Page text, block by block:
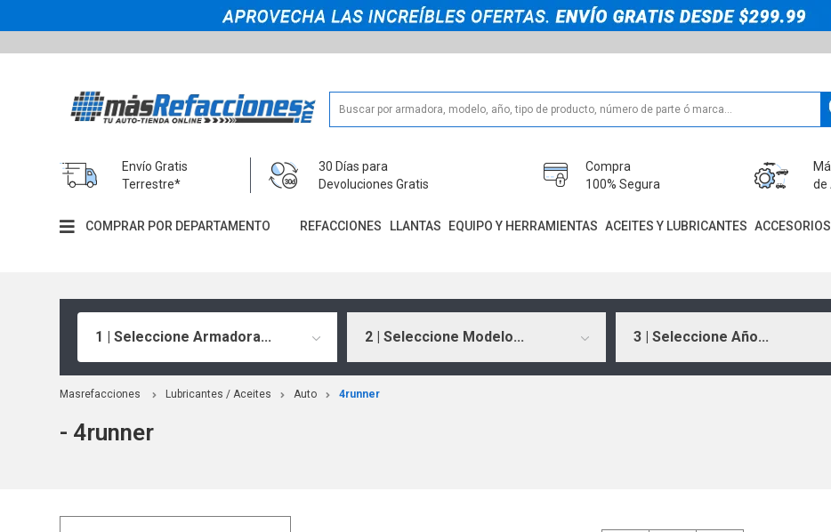
Envío Gratis
Terrestre*
30 Días para
Devoluciones Gratis
Compra
100% Segura
de
COMPRAR POR DEPARTAMENTO REFACCIONES LLANTAS EQUIPO Y HERRAMIENTAS ACEITES Y LUBRICANTES ACCESORIOS
1 | Seleccione Armadora... 2 | Seleccione Modelo... 3 | Seleccione Año...
Masrefacciones Lubricantes / Aceites Auto 4runner
- 4runner